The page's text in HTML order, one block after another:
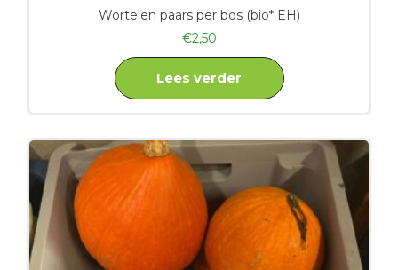
Wortelen paars per bos (bio* EH)
€2,50
Lees verder